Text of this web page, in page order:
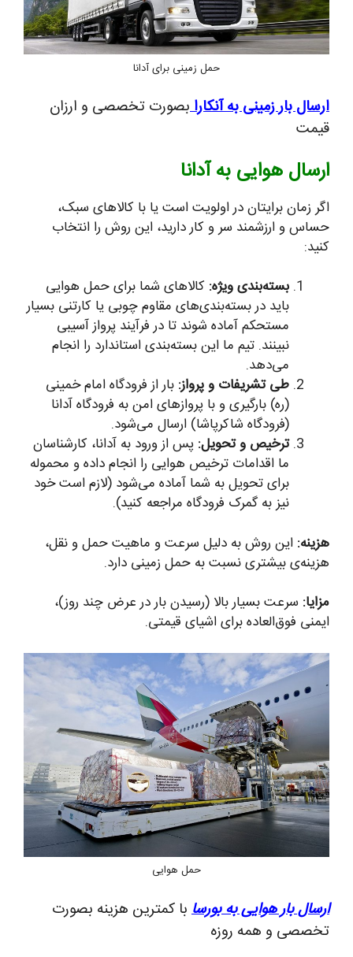
حمل زمینی برای آدانا
ارسال بار زمینی به آنکارا بصورت تخصصی و ارزان
قیمت
ارسال هوایی به آدانا
اگر زمان برایتان در اولویت است یا با کالاهای سبک،
حساس و ارزشمند سر و کار دارید، این روش را انتخاب
کنید:
بسته‌بندی ویژه: کالاهای شما برای حمل هوایی
باید در بسته‌بندی‌های مقاوم چوبی یا کارتنی بسیار
مستحکم آماده شوند تا در فرآیند پرواز آسیبی
نبینند. تیم ما این بسته‌بندی استاندارد را انجام
می‌دهد.
طی تشریفات و پرواز: بار از فرودگاه امام خمینی
(ره) بارگیری و با پروازهای امن به فرودگاه آدانا
(فرودگاه شاکرپاشا) ارسال می‌شود.
ترخیص و تحویل: پس از ورود به آدانا، کارشناسان
ما اقدامات ترخیص هوایی را انجام داده و محموله
برای تحویل به شما آماده می‌شود (لازم است خود
نیز به گمرک فرودگاه مراجعه کنید).
هزینه: این روش به دلیل سرعت و ماهیت حمل و نقل،
هزینه‌ی بیشتری نسبت به حمل زمینی دارد.
مزایا: سرعت بسیار بالا (رسیدن بار در عرض چند روز)،
ایمنی فوق‌العاده برای اشیای قیمتی.
حمل هوایی
ارسال بار هوایی به بورسا با کمترین هزینه بصورت
تخصصی و همه روزه